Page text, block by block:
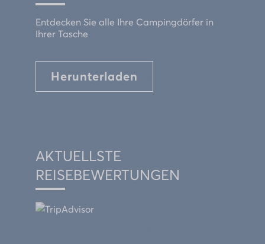
Entdecken Sie alle Ihre Campingdörfer in
Ihrer Tasche
Herunterladen
AKTUELLSTE
REISEBEWERTUNGEN